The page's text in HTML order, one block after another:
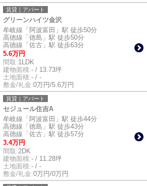
賃貸｜アパート
グリーンハイツ金沢
牟岐線「阿波富田」駅 徒歩50分
高徳線「徳島」駅 徒歩50分
高徳線「佐古」駅 徒歩63分
5.6万円
間取:1LDK
建物面積:- / 13.73坪
土地面積:- / -
敷金/礼金:0万円/5.6万円
賃貸｜アパート
セジュール住吉A
牟岐線「阿波富田」駅 徒歩44分
高徳線「徳島」駅 徒歩43分
高徳線「佐古」駅 徒歩57分
3.4万円
間取:2DK
建物面積:- / 11.28坪
土地面積:- / -
敷金/礼金:0万円/0万円